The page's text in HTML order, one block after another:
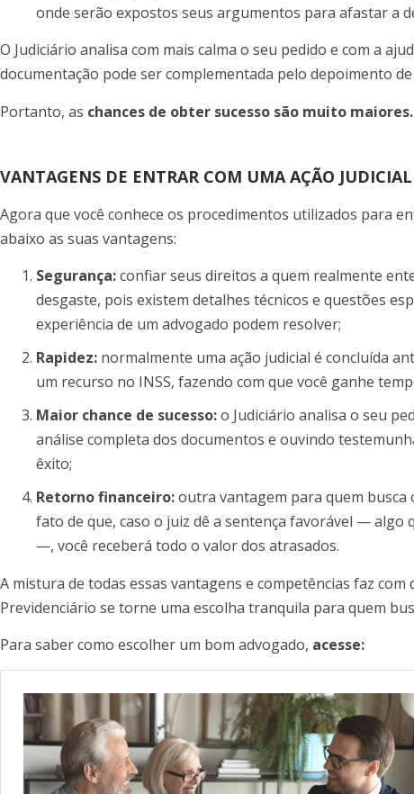
onde serão expostos seus argumentos para afastar a
O Judiciário analisa com mais calma o seu pedido e com a
documentação pode ser complementada pelo depoimento
Portanto, as chances de obter sucesso são muito maiores.
VANTAGENS DE ENTRAR COM UMA AÇÃO JUDICIAL
Agora que você conhece os procedimentos utilizados para
abaixo as suas vantagens:
Segurança:confiar seus direitos a quem realmente
desgaste, pois existem detalhes técnicos e questões
experiência de um advogado podem resolver;
Rapidez: normalmente uma ação judicial é concluída
um recurso no INSS, fazendo com que você ganhe
Maior chance de sucesso:o Judiciário analisa o seu
análise completa dos documentos e ouvindo
êxito;
Retorno financeiro:outra vantagem para quem busca
fato de que, caso o juiz dê a sentença favorável — algo
—, você receberá todo o valor dos atrasados.
A mistura de todas essas vantagens e competências faz
Previdenciário se torne uma escolha tranquila para quem
Para saber como escolher um bom advogado, acesse: